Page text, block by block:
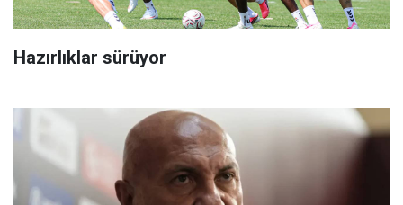
Hazırlıklar sürüyor